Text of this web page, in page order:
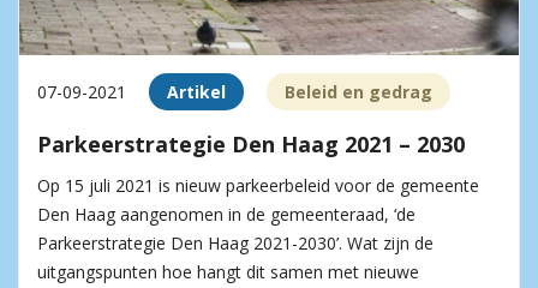
07-09-2021 Artikel Beleid en gedrag
Parkeerstrategie Den Haag 2021 – 2030
Op 15 juli 2021 is nieuw parkeerbeleid voor de gemeente
Den Haag aangenomen in de gemeenteraad, ‘de
Parkeerstrategie Den Haag 2021-2030’. Wat zijn de
uitgangspunten hoe hangt dit samen met nieuwe